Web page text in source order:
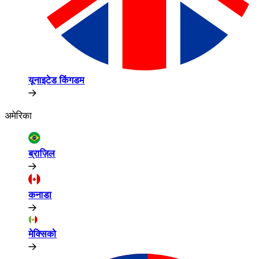
यूनाइटेड किंगडम​​
अमेरिका​​
ब्राज़िल​​
कनाडा​​
मेक्सिको​​